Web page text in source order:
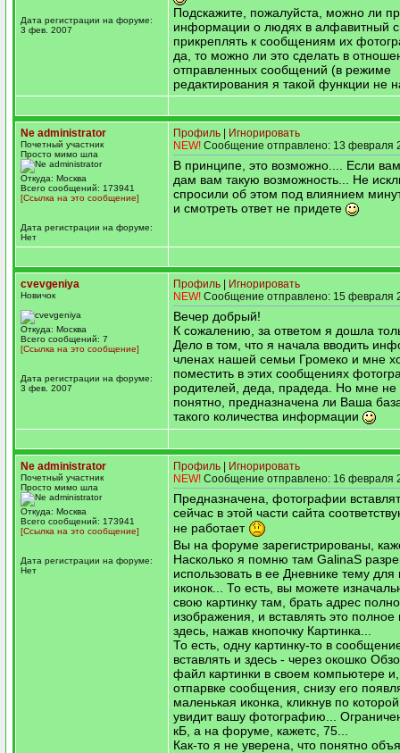
Дата регистрации на форуме:
3 фев. 2007
Подскажите, пожалуйста, можно ли
информации о людях в алфавитный
прикреплять к сообщениям их
да, то можно ли это сделать в
отправленных сообщений (в режиме
редактирования я такой функции не
Ne administrator
Почетный участник
Просто мимо шла
Откуда: Москва
Всего сообщений: 173941
[Ссылка на это сообщение]
Дата регистрации на форуме:
Нет
Профиль
Игнорировать
NEW! Сообщение отправлено: 13 февраля
В принципе, это возможно.... Если
дам вам такую возможность... Не
спросили об этом под влиянием
и смотреть ответ не придете
cvevgeniya
Новичок
Откуда: Москва
Всего сообщений: 7
[Ссылка на это сообщение]
Дата регистрации на форуме:
3 фев. 2007
Профиль
Игнорировать
NEW! Сообщение отправлено: 15 февраля
Вечер добрый!
К сожалению, за ответом я дошла
Дело в том, что я начала вводить
членах нашей семьи Громеко и мне
поместить в этих сообщениях
родителей, деда, прадеда. Но мне не
понятно, предназначена ли Ваша
такого количества информации
Ne administrator
Почетный участник
Просто мимо шла
Откуда: Москва
Всего сообщений: 173941
[Ссылка на это сообщение]
Дата регистрации на форуме:
Нет
Профиль
Игнорировать
NEW! Сообщение отправлено: 16 февраля
Предназначена, фотографии
сейчас в этой части сайта
не работает
Вы на форуме зарегистрированы,
Насколько я помню там GalinaS
использовать в ее Дневнике тему для
иконок... То есть, вы можете
свою картинку там, брать адрес
изображения, и вставлять это
здесь, нажав кнопочку Картинка...
То есть, одну картинку-то в
вставлять и здесь - через окошко
файл картинки в своем компьютере
отпарвке сообщения, снизу его
маленькая иконка, кликнув по
увидит вашу фотографию...
кБ, а на форуме, кажетс, 75...
Как-то я не уверена, что понятно